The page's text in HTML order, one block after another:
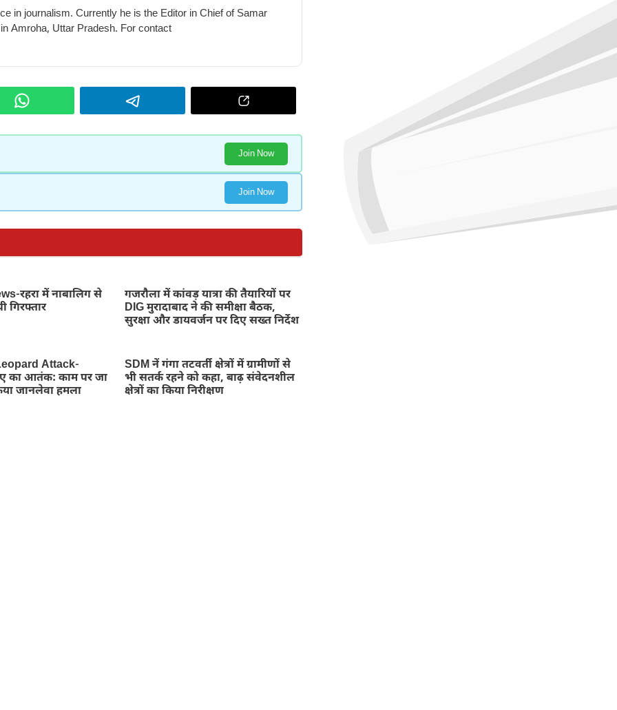
in journalism. Currently he is the Editor in Chief of Samar
Amroha, Uttar Pradesh. For contact
Join Now
Join Now
रहरा में नाबालिग से
गिरफ्तार
गजरौला में कांवड़ यात्रा की तैयारियों पर
DIG मुरादाबाद ने की समीक्षा बैठक,
सुरक्षा और डायवर्जन पर दिए सख्त निर्देश
Attack-
का आतंक: काम पर जा
जानलेवा हमला
SDM नें गंगा तटवर्ती क्षेत्रों में ग्रामीणों से
भी सतर्क रहने को कहा, बाढ़ संवेदनशील
क्षेत्रों का किया निरीक्षण